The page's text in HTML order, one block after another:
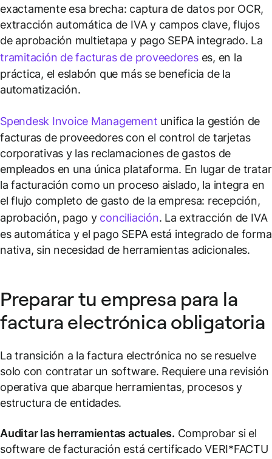
exactamente esa brecha: captura de datos por OCR,
extracción automática de IVA y campos clave, flujos
de aprobación multietapa y pago SEPA integrado. La
tramitación de facturas de proveedoreses, en la
práctica, el eslabón que más se beneficia de la
automatización.
Spendesk Invoice Management unifica la gestión de
facturas de proveedores con el control de tarjetas
corporativas y las reclamaciones de gastos de
empleados en una única plataforma. En lugar de tratar
la facturación como un proceso aislado, la integra en
el flujo completo de gasto de la empresa: recepción,
aprobación, pago y conciliación. La extracción de IVA
es automática y el pago SEPA está integrado de forma
nativa, sin necesidad de herramientas adicionales.
Preparar tu empresa para la
factura electrónica obligatoria
La transición a la factura electrónica no se resuelve
solo con contratar un software. Requiere una revisión
operativa que abarque herramientas, procesos y
estructura de entidades.
Auditar las herramientas actuales. Comprobar si el
software de facturación está certificado VERI*FACTU